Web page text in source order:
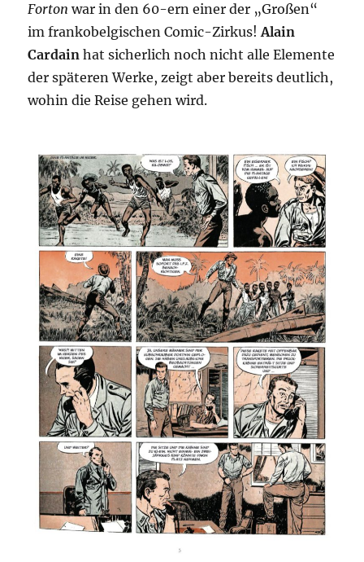
Forton war in den 60-ern einer der „Großen“
im frankobelgischen Comic-Zirkus!Alain
Cardain hat sicherlich noch nicht alle Elemente
der späteren Werke, zeigt aber bereits deutlich,
wohin die Reise gehen wird.